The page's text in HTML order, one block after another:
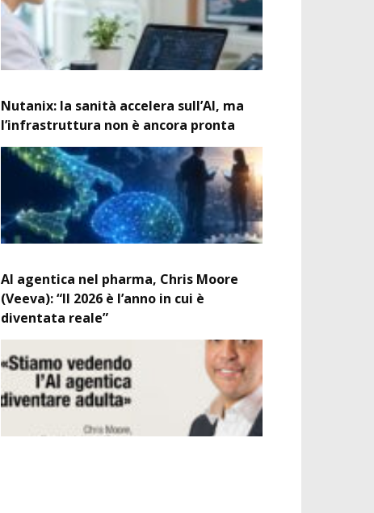
Nutanix: la sanità accelera sull’AI, ma
l’infrastruttura non è ancora pronta
AI agentica nel pharma, Chris Moore
(Veeva): “Il 2026 è l’anno in cui è
diventata reale”